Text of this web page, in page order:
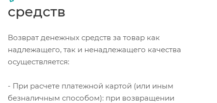
средств
Возврат денежных средств за товар как
надлежащего, так и ненадлежащего качества
осуществляется:
- При расчете платежной картой (или иным
безналичным способом): при возвращении